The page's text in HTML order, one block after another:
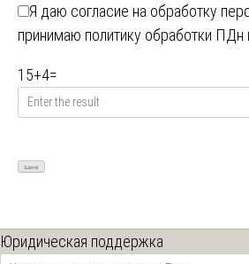
Я даю согласие на обработку
принимаю политику обработки
15+4=
Юридическая поддержка